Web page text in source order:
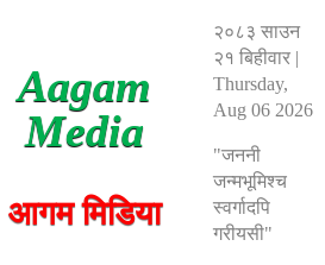
Aagam
Media
आगम मिडिया
२०८३ साउन
२१ बिहीवार|
Thursday,
Aug 06 2026
"जननी
जन्मभूमिश्च
स्वर्गादपि
गरीयसी"